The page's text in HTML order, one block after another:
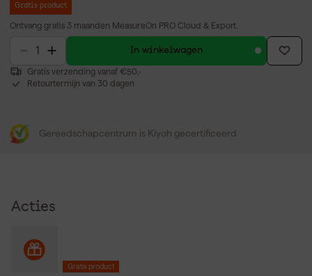
Gratis product
Ontvang gratis 3 maanden MeasureOn PRO Cloud & Export.
In winkelwagen
Gratis verzending vanaf €50,-
Retourtermijn van 30 dagen
Gereedschapcentrum is Kiyoh gecertificeerd
Acties
Gratis product